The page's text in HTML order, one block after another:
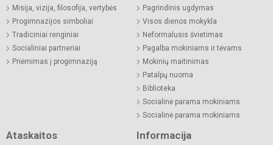
Misija, vizija, filosofija, vertybės
Progimnazijos simboliai
Tradiciniai renginiai
Socialiniai partneriai
Priėmimas į progimnaziją
Pagrindinis ugdymas
Visos dienos mokykla
Neformalusis švietimas
Pagalba mokiniams ir tėvams
Mokinių maitinimas
Patalpų nuoma
Biblioteka
Socialinė parama mokiniams
Socialinė parama mokiniams
Ataskaitos Informacija